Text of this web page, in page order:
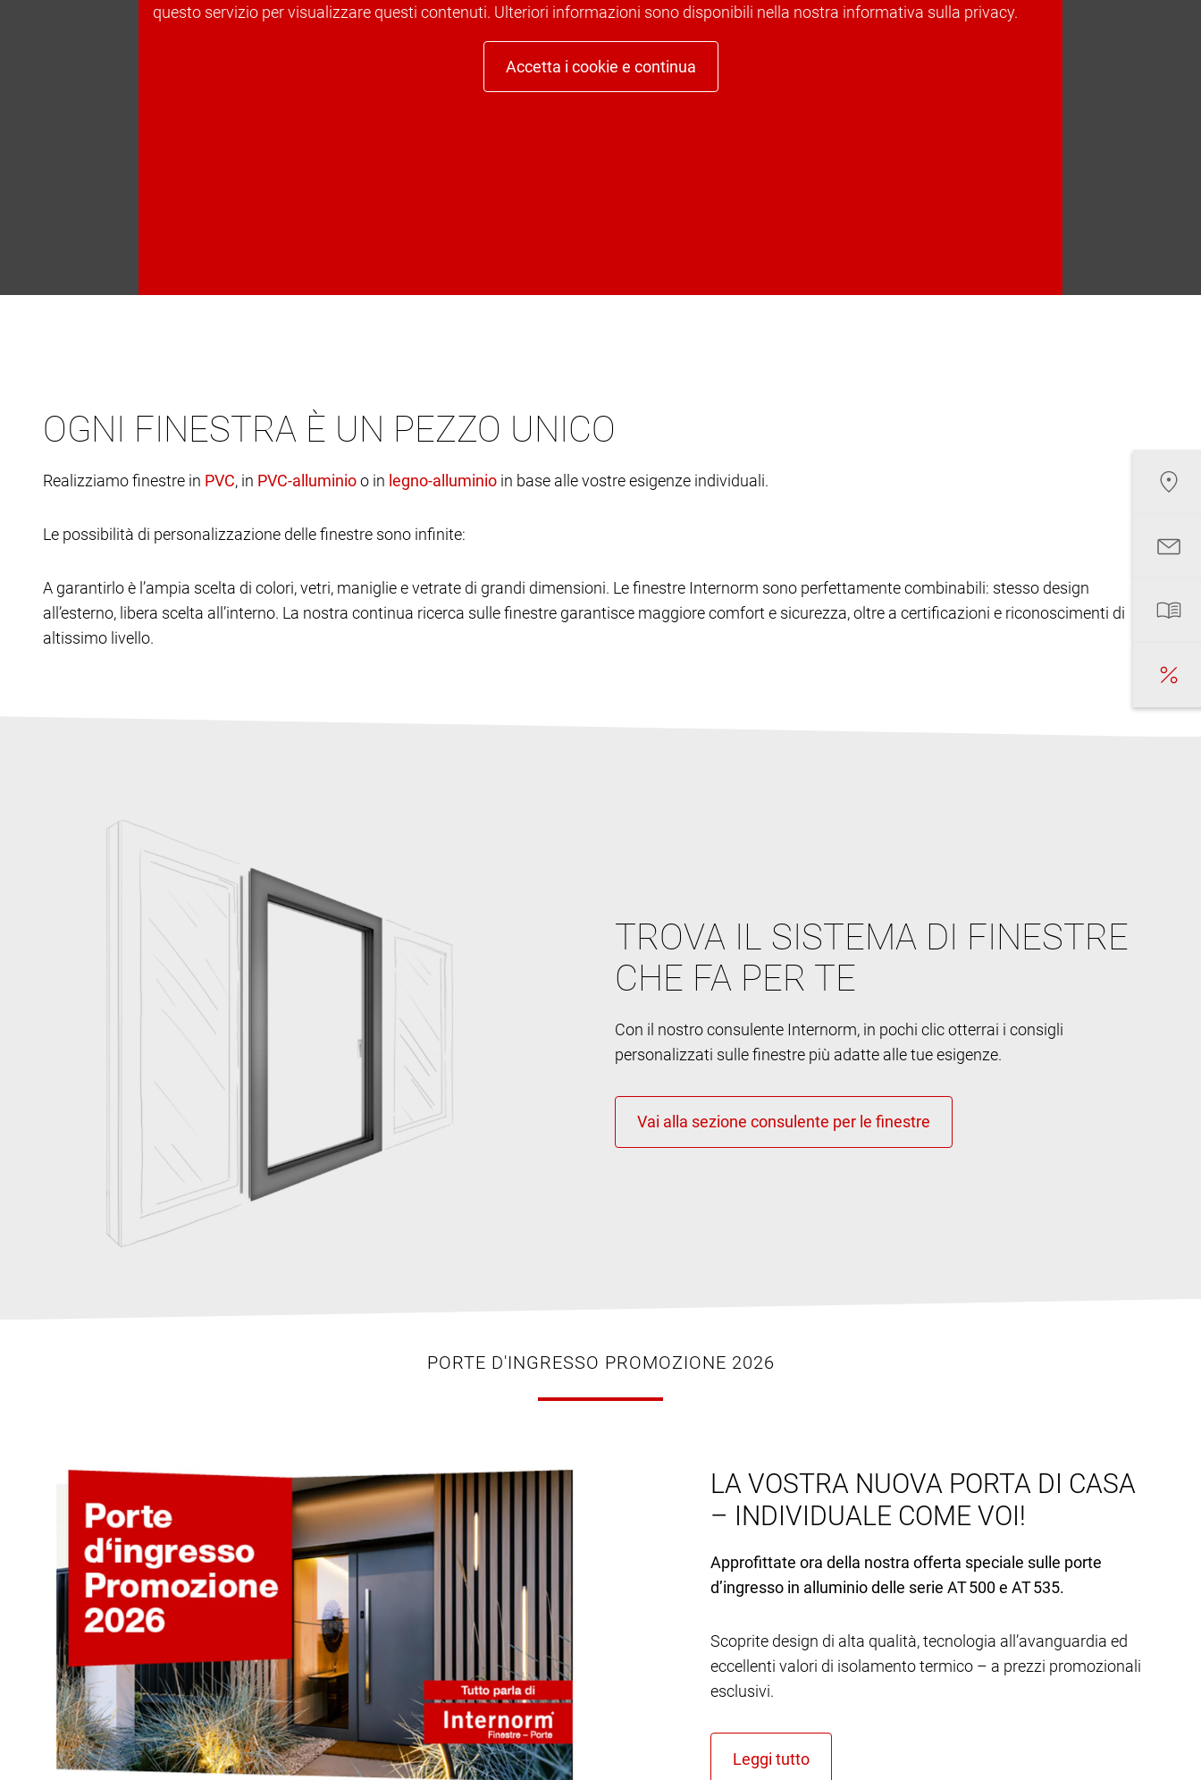
questo servizio per visualizzare questi contenuti. Ulteriori informazioni sono disponibili nella nostra informativa sulla privacy.
Accetta i cookie e continua
OGNI FINESTRA È UN PEZZO UNICO
Realizziamo finestre in , in o in in base alle vostre esigenze individuali.
Le possibilità di personalizzazione delle finestre sono infinite:
A garantirlo è l’ampia scelta di colori, vetri, maniglie e vetrate di grandi dimensioni. Le finestre Internorm sono perfettamente combinabili: stesso design
all’esterno, libera scelta all’interno. La nostra continua ricerca sulle finestre garantisce maggiore comfort e sicurezza, oltre a certificazioni e riconoscimenti di
altissimo livello.
TROVA IL SISTEMA DI FINESTRE
CHE FA PER TE
Con il nostro consulente Internorm, in pochi clic otterrai i consigli
personalizzati sulle finestre più adatte alle tue esigenze.
PORTE D'INGRESSO PROMOZIONE 2026
LA VOSTRA NUOVA PORTA DI CASA
– INDIVIDUALE COME VOI!
Approfittate ora della nostra offerta speciale sulle porte
d’ingresso in alluminio delle serie AT 500 e AT 535.
Scoprite design di alta qualità, tecnologia all’avanguardia ed
eccellenti valori di isolamento termico – a prezzi promozionali
esclusivi.